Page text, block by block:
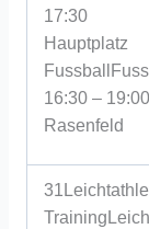
17:30
Hauptplatz
Fussball
16:30 – 19:00
Rasenfeld
31
Training